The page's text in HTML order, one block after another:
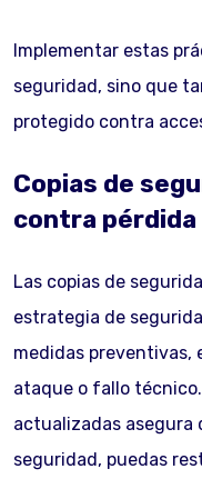
Implementar estas
seguridad, sino que
protegido contra
Copias de
contra pérdida
Las copias de
estrategia de
medidas preventivas,
ataque o fallo
actualizadas asegura
seguridad, puedas